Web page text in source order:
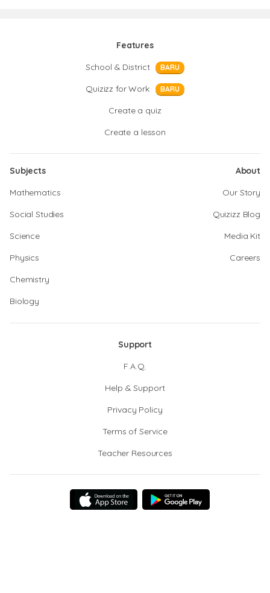
Features
School & District
BARU
Quizizz for Work BARU
Create a quiz
Create a lesson
Subjects
Mathematics
Social Studies
Science
Physics
Chemistry
Biology
About
Our Story
Quizizz Blog
Media Kit
Careers
Support
F.A.Q.
Help & Support
Privacy Policy
Terms of Service
Teacher Resources